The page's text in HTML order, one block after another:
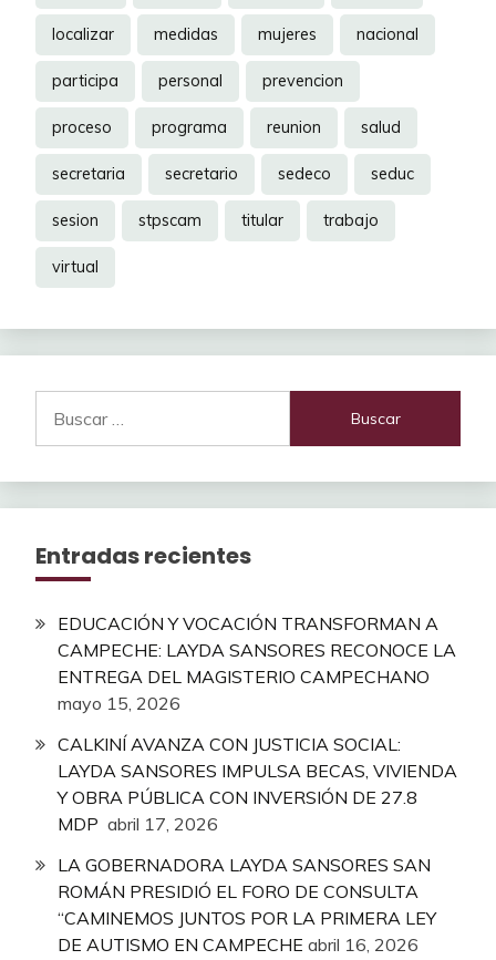
localizar medidas mujeres nacional
participa personal prevencion
proceso programa reunion salud
secretaria secretario sedeco seduc
sesion stpscam titular trabajo
virtual
Entradas recientes
EDUCACIÓN Y VOCACIÓN TRANSFORMAN A
CAMPECHE: LAYDA SANSORES RECONOCE LA
ENTREGA DEL MAGISTERIO CAMPECHANO
mayo 15, 2026
CALKINÍ AVANZA CON JUSTICIA SOCIAL:
LAYDA SANSORES IMPULSA BECAS, VIVIENDA
Y OBRA PÚBLICA CON INVERSIÓN DE 27.8
MDP abril 17, 2026
LA GOBERNADORA LAYDA SANSORES SAN
ROMÁN PRESIDIÓ EL FORO DE CONSULTA
“CAMINEMOS JUNTOS POR LA PRIMERA LEY
DE AUTISMO EN CAMPECHE abril 16, 2026